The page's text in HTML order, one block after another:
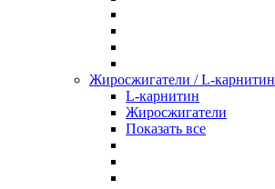
Жиросжигатели / L-карнитин
L-карнитин
Жиросжигатели
Показать все